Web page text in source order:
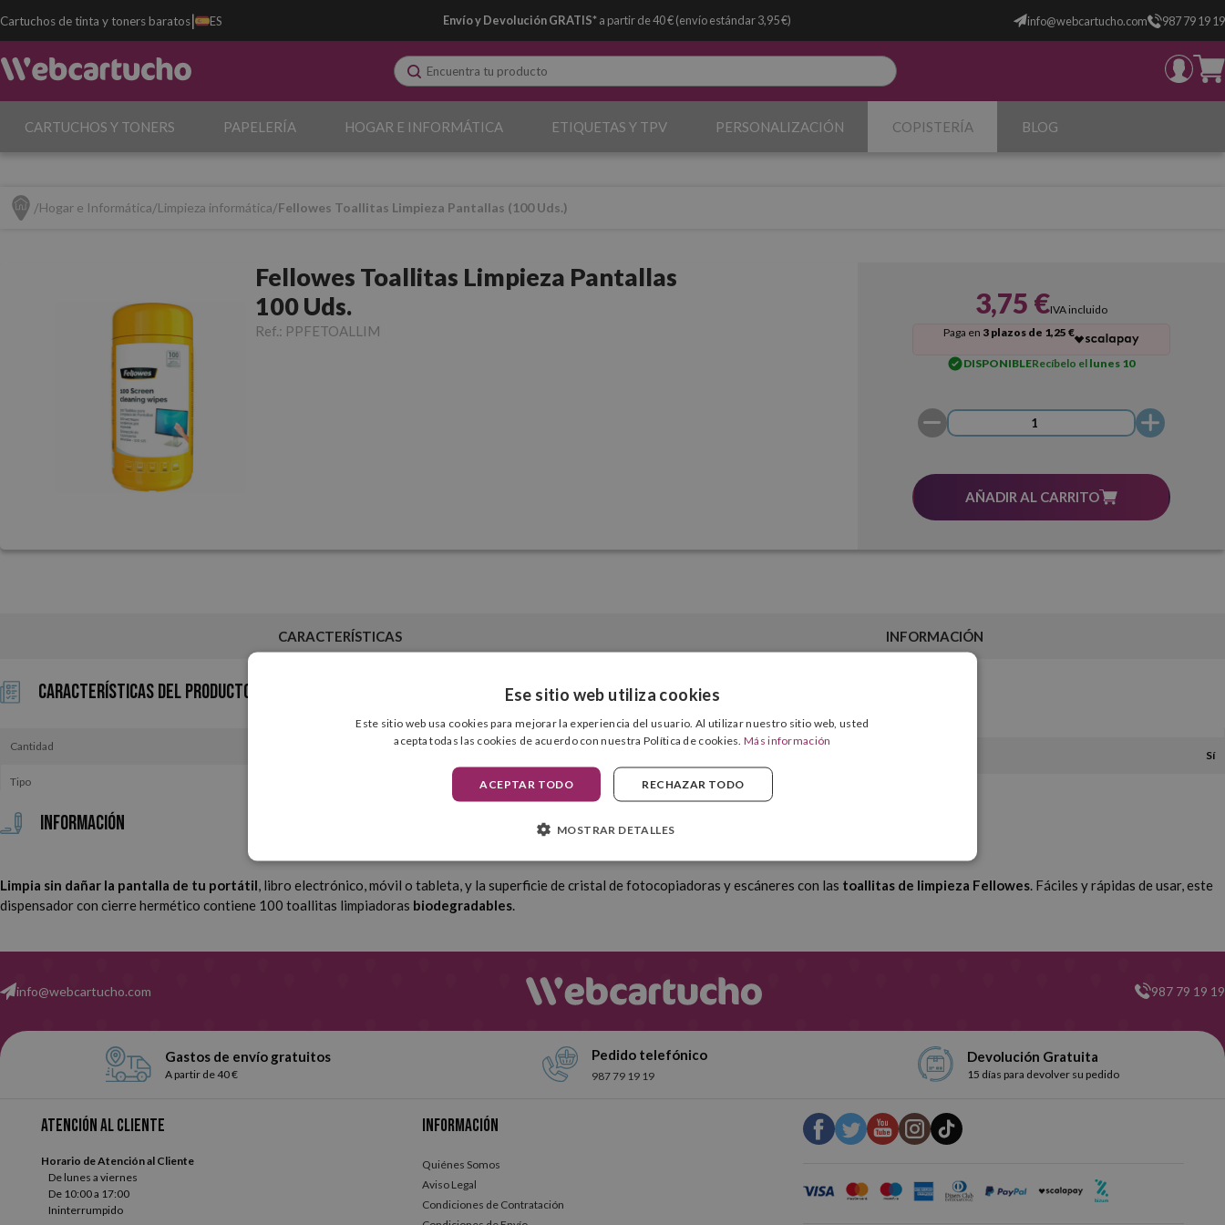
Cartuchos de tinta y toners baratos| ES Envío y Devolución GRATIS*a partir de 40 € (envío estándar 3,95 €) info@webcartucho.com 987 79 19 19
CARTUCHOS Y TONERS PAPELERÍA HOGAR E INFORMÁTICA ETIQUETAS Y TPV PERSONALIZACIÓN COPISTERÍA BLOG
Hogar e Informática Limpieza informática Fellowes Toallitas Limpieza Pantallas (100 Uds.)
Fellowes Toallitas Limpieza Pantallas
100 Uds.
Ref.: PPFETOALLIM
3,75 €IVA incluido
Paga en 3 plazos de 1,25 €
DISPONIBLERecíbelo el lunes 10
AÑADIR AL CARRITO
CARACTERÍSTICAS INFORMACIÓN
Características del Producto
Cantidad 100 Uds.
Tipo Toallitas
Sí
Información
Limpia sin dañar la pantalla de tu portátil , libro electrónico, móvil o tableta, y la superficie de cristal de fotocopiadoras y escáneres con las toallitas de limpieza Fellowes . Fáciles y rápidas de usar, este
dispensador con cierre hermético contiene 100 toallitas limpiadoras biodegradables
info@webcartucho.com 987 79 19 19
Gastos de envío gratuitos
A partir de 40 €
Pedido telefónico
987 79 19 19
Devolución Gratuita
15 días para devolver su pedido
Atención al cliente
Horario de Atención al Cliente
De lunes a viernes
De 10:00 a 17:00
Ininterrumpido
Información
Quiénes Somos
Aviso Legal
Condiciones de Contratación
Ese sitio web utiliza cookies
Este sitio web usa cookies para mejorar la experiencia del usuario. Al utilizar nuestro sitio web, usted
acepta todas las cookies de acuerdo con nuestra Política de cookies.Más información
ACEPTAR TODO RECHAZAR TODO
MOSTRAR DETALLES